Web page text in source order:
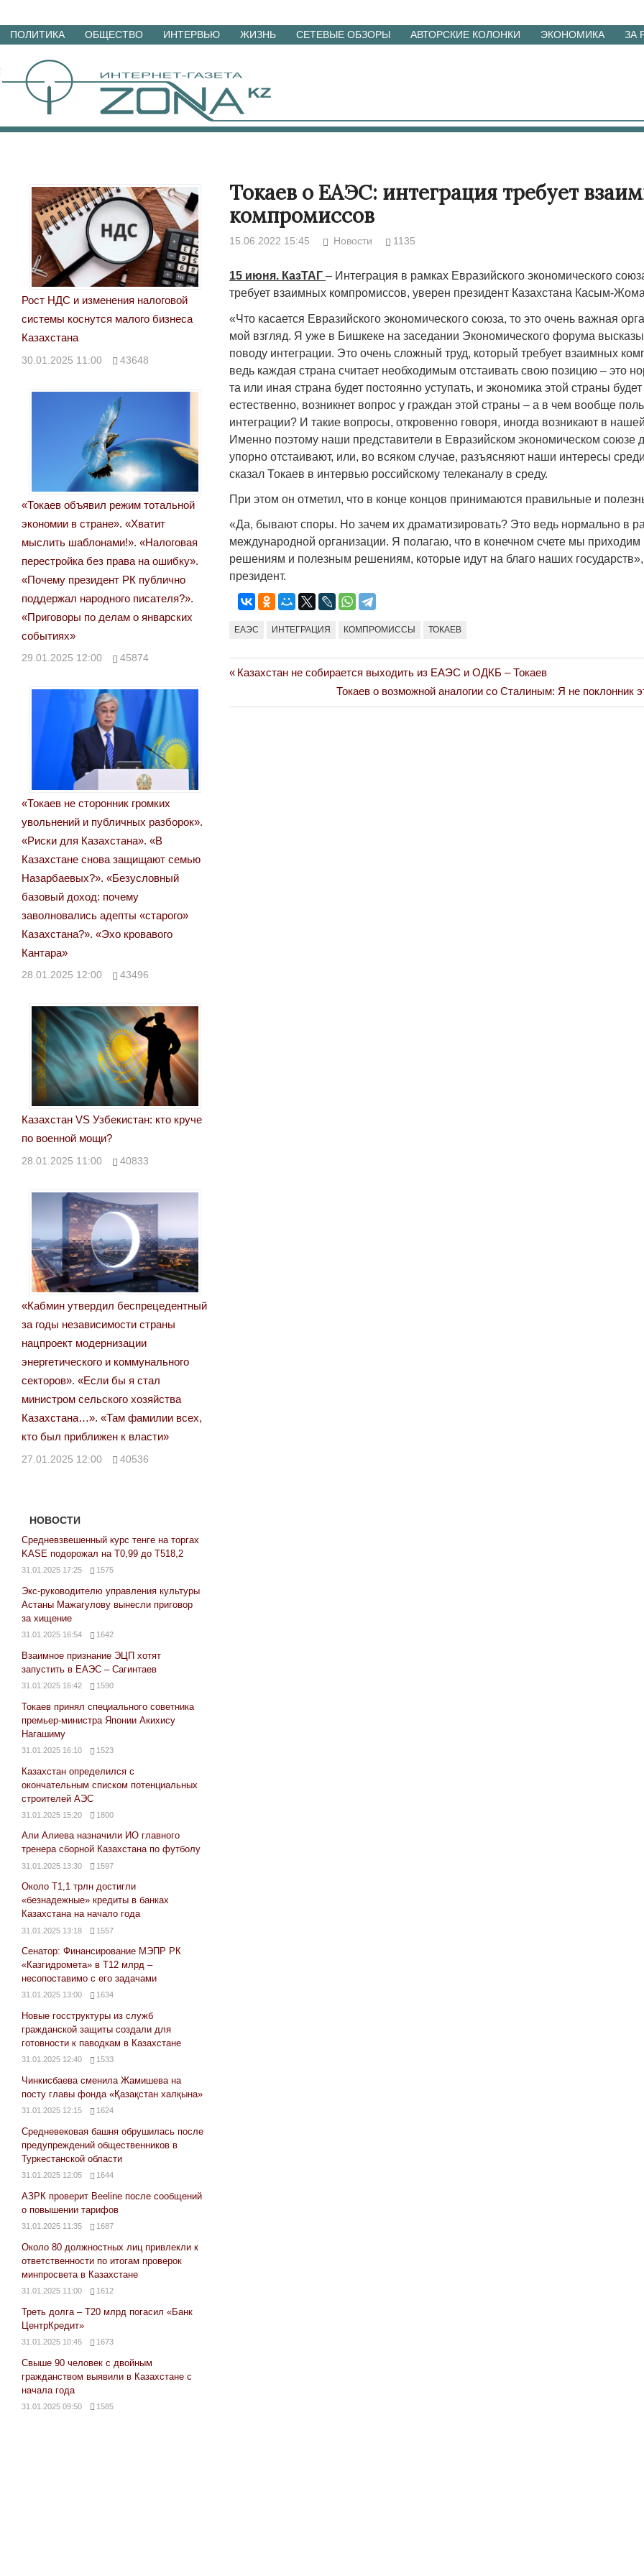
Перейти
материалам
ПОЛИТИКА ОБЩЕСТВО ИНТЕРВЬЮ ЖИЗНЬ СЕТЕВЫЕ ОБЗОРЫ АВТОРСКИЕ КОЛОНКИ ЭКОНОМИКА ЗА
Токаев о ЕАЭС: интеграция требует
компромиссов
15.06.2022 15:45 Новости 1135
15 июня. КазТАГ – Интеграция в рамках Евразийского экономического
требует взаимных компромиссов, уверен президент Казахстана Касым-
«Что касается Евразийского экономического союза, то это очень важная
мой взгляд. Я уже в Бишкеке на заседании Экономического форума
поводу интеграции. Это очень сложный труд, который требует взаимных
ведь каждая страна считает необходимым отстаивать свою позицию – это
та или иная страна будет постоянно уступать, и экономика этой страны будет
естественно, возникнет вопрос у граждан этой страны – а в чем вообще
интеграции? И такие вопросы, откровенно говоря, иногда возникают в
Именно поэтому наши представители в Евразийском экономическом союзе
упорно отстаивают, или, во всяком случае, разъясняют наши интересы
сказал Токаев в интервью российскому телеканалу в среду.
При этом он отметил, что в конце концов принимаются правильные и
«Да, бывают споры. Но зачем их драматизировать? Это ведь нормально в
международной организации. Я полагаю, что в конечном счете мы
решениям и полезным решениям, которые идут на благо наших
президент.
ЕАЭС ИНТЕГРАЦИЯ КОМПРОМИССЫ ТОКАЕВ
Навигация
по
Previous
Казахстан не собирается выходить из ЕАЭС и ОДКБ – Токаев
Next
Post:
Токаев о возможной аналогии со Сталиным: Я не поклонник
Рост НДС и изменения налоговой
системы коснутся малого бизнеса
Казахстана
30.01.2025 11:00 43648
«Токаев объявил режим тотальной
экономии в стране». «Хватит
мыслить шаблонами!». «Налоговая
перестройка без права на ошибку».
«Почему президент РК публично
поддержал народного писателя?».
«Приговоры по делам о январских
событиях»
29.01.2025 12:00 45874
«Токаев не сторонник громких
увольнений и публичных разборок».
«Риски для Казахстана». «В
Казахстане снова защищают семью
Назарбаевых?». «Безусловный
базовый доход: почему
заволновались адепты «старого»
Казахстана?». «Эхо кровавого
Кантара»
28.01.2025 12:00 43496
Казахстан VS Узбекистан: кто круче
по военной мощи?
28.01.2025 11:00 40833
«Кабмин утвердил беспрецедентный
за годы независимости страны
нацпроект модернизации
энергетического и коммунального
секторов». «Если бы я стал
министром сельского хозяйства
Казахстана…». «Там фамилии всех,
кто был приближен к власти»
27.01.2025 12:00 40536
НОВОСТИ
Средневзвешенный курс тенге на торгах
KASE подорожал на Т0,99 до Т518,2
31.01.2025 17:25 1575
Экс-руководителю управления культуры
Астаны Мажагулову вынесли приговор
за хищение
31.01.2025 16:54 1642
Взаимное признание ЭЦП хотят
запустить в ЕАЭС – Сагинтаев
31.01.2025 16:42 1590
Токаев принял специального советника
премьер-министра Японии Акихису
Нагашиму
31.01.2025 16:10 1523
Казахстан определился с
окончательным списком потенциальных
строителей АЭС
31.01.2025 15:20 1800
Али Алиева назначили ИО главного
тренера сборной Казахстана по футболу
31.01.2025 13:30 1597
Около Т1,1 трлн достигли
«безнадежные» кредиты в банках
Казахстана на начало года
31.01.2025 13:18 1557
Сенатор: Финансирование МЭПР РК
«Казгидромета» в Т12 млрд –
несопоставимо с его задачами
31.01.2025 13:00 1634
Новые госструктуры из служб
гражданской защиты создали для
готовности к паводкам в Казахстане
31.01.2025 12:40 1533
Чинкисбаева сменила Жамишева на
посту главы фонда «Қазақстан халқына»
31.01.2025 12:15 1624
Средневековая башня обрушилась после
предупреждений общественников в
Туркестанской области
31.01.2025 12:05 1644
АЗРК проверит Beeline после сообщений
о повышении тарифов
31.01.2025 11:35 1687
Около 80 должностных лиц привлекли к
ответственности по итогам проверок
минпросвета в Казахстане
31.01.2025 11:00 1612
Треть долга – Т20 млрд погасил «Банк
ЦентрКредит»
31.01.2025 10:45 1673
Свыше 90 человек с двойным
гражданством выявили в Казахстане с
начала года
31.01.2025 09:50 1585
Народ выбрал свет
17.10.2024 17:00 29972
Странная
Дарига не
30.10.2024
Война